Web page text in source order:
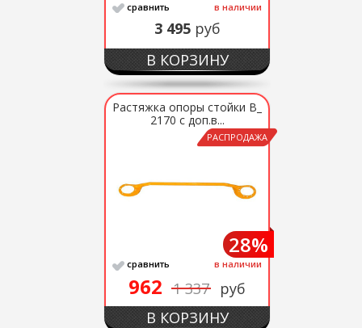
сравнить в наличии
3 495 руб
В КОРЗИНУ
РАСПРОДАЖА
Растяжка опоры стойки В_
2170 с доп.в...
сравнить в наличии
962 1 337 руб
28%
В КОРЗИНУ